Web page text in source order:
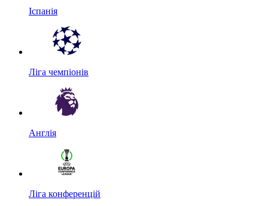
Іспанія
Ліга чемпіонів
Англія
Ліга конференцій